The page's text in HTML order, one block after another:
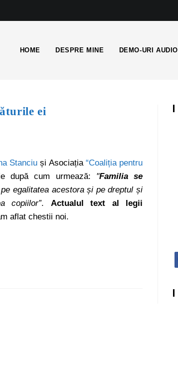
HOME DESPRE MINE DEMO-URI AUDIO
ei
Stanciu și Asociația “Coaliția pentru
după cum urmează: "Familia se
egalitatea acestora și pe dreptul și
copiilor”. Actualul text al legii
aflat chestii noi.